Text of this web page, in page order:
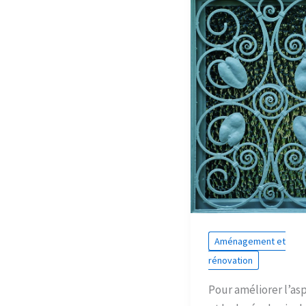
Aménagement et
rénovation
Pour améliorer